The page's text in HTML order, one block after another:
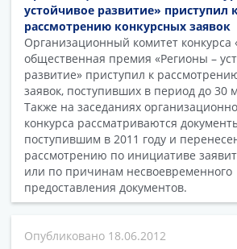
устойчивое развитие» приступил
рассмотрению конкурсных заявок
Организационный комитет конкурса
общественная премия «Регионы –
развитие» приступил к
заявок, поступивших в период до 30
Также на заседаниях
конкурса рассматриваются
поступившим в 2011 году и
рассмотрению по инициативе
или по причинам несвоевременного
предоставления документов.
18.06.2012